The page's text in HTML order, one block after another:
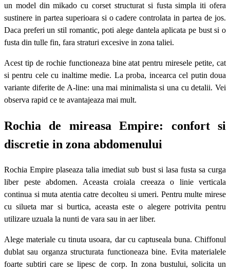
un model din mikado cu corset structurat si fusta simpla iti ofera
sustinere in partea superioara si o cadere controlata in partea de jos.
Daca preferi un stil romantic, poti alege dantela aplicata pe bust si o
fusta din tulle fin, fara straturi excesive in zona taliei.
Acest tip de rochie functioneaza bine atat pentru miresele petite, cat
si pentru cele cu inaltime medie. La proba, incearca cel putin doua
variante diferite de A-line: una mai minimalista si una cu detalii. Vei
observa rapid ce te avantajeaza mai mult.
Rochia de mireasa Empire: confort si
discretie in zona abdomenului
Rochia Empire plaseaza talia imediat sub bust si lasa fusta sa curga
liber peste abdomen. Aceasta croiala creeaza o linie verticala
continua si muta atentia catre decolteu si umeri. Pentru multe mirese
cu silueta mar si burtica, aceasta este o alegere potrivita pentru
utilizare uzuala la nunti de vara sau in aer liber.
Alege materiale cu tinuta usoara, dar cu captuseala buna. Chiffonul
dublat sau organza structurata functioneaza bine. Evita materialele
foarte subtiri care se lipesc de corp. In zona bustului, solicita un